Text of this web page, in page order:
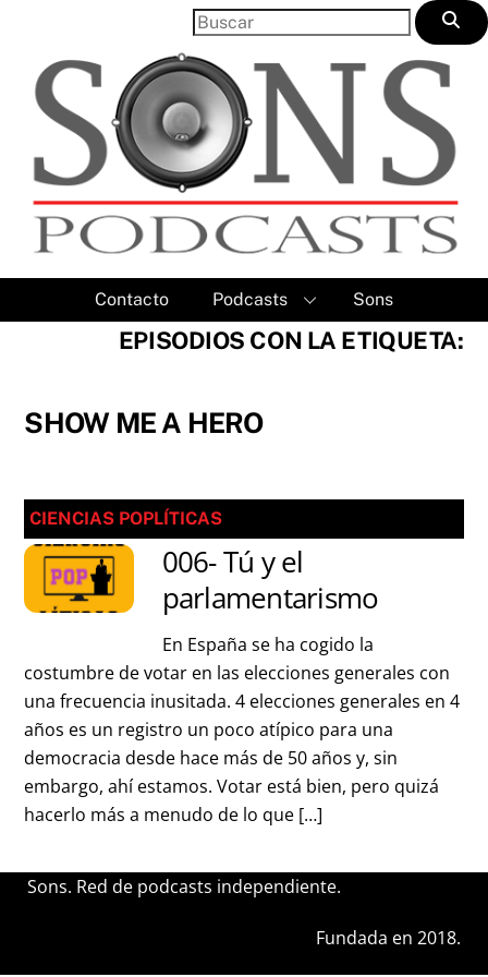
content
Contacto Podcasts Sons
EPISODIOS CON LA ETIQUETA:
SHOW ME A HERO
CIENCIAS POPLÍTICAS
006- Tú y el
parlamentarismo
En España se ha cogido la
costumbre de votar en las elecciones generales con
una frecuencia inusitada. 4 elecciones generales en 4
años es un registro un poco atípico para una
democracia desde hace más de 50 años y, sin
embargo, ahí estamos. Votar está bien, pero quizá
hacerlo más a menudo de lo que […]
Sons. Red de podcasts independiente.
Fundada en 2018.